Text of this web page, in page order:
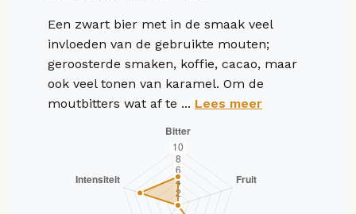
Een zwart bier met in de smaak veel
invloeden van de gebruikte mouten;
geroosterde smaken, koffie, cacao, maar
ook veel tonen van karamel. Om de
moutbitters wat af te ... Lees meer